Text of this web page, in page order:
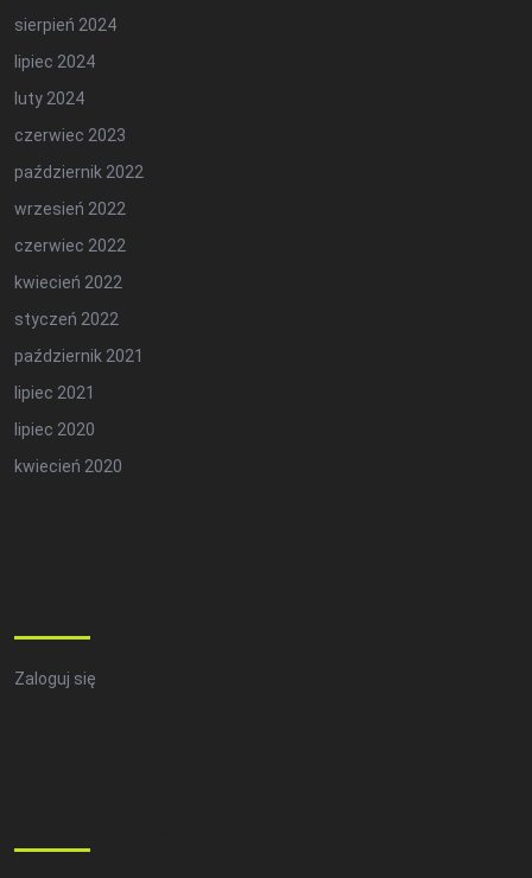
sierpień 2024
lipiec 2024
luty 2024
czerwiec 2023
październik 2022
wrzesień 2022
czerwiec 2022
kwiecień 2022
styczeń 2022
październik 2021
lipiec 2021
lipiec 2020
kwiecień 2020
Zaloguj się